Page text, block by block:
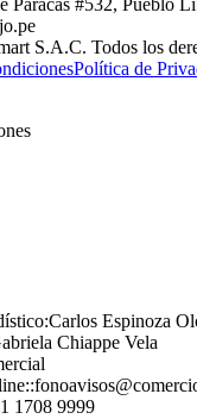
Paracas #532, Pueblo
S.A.C. Todos los
Política de
:Carlos Espinoza
Chiappe Vela
:
1708 9999